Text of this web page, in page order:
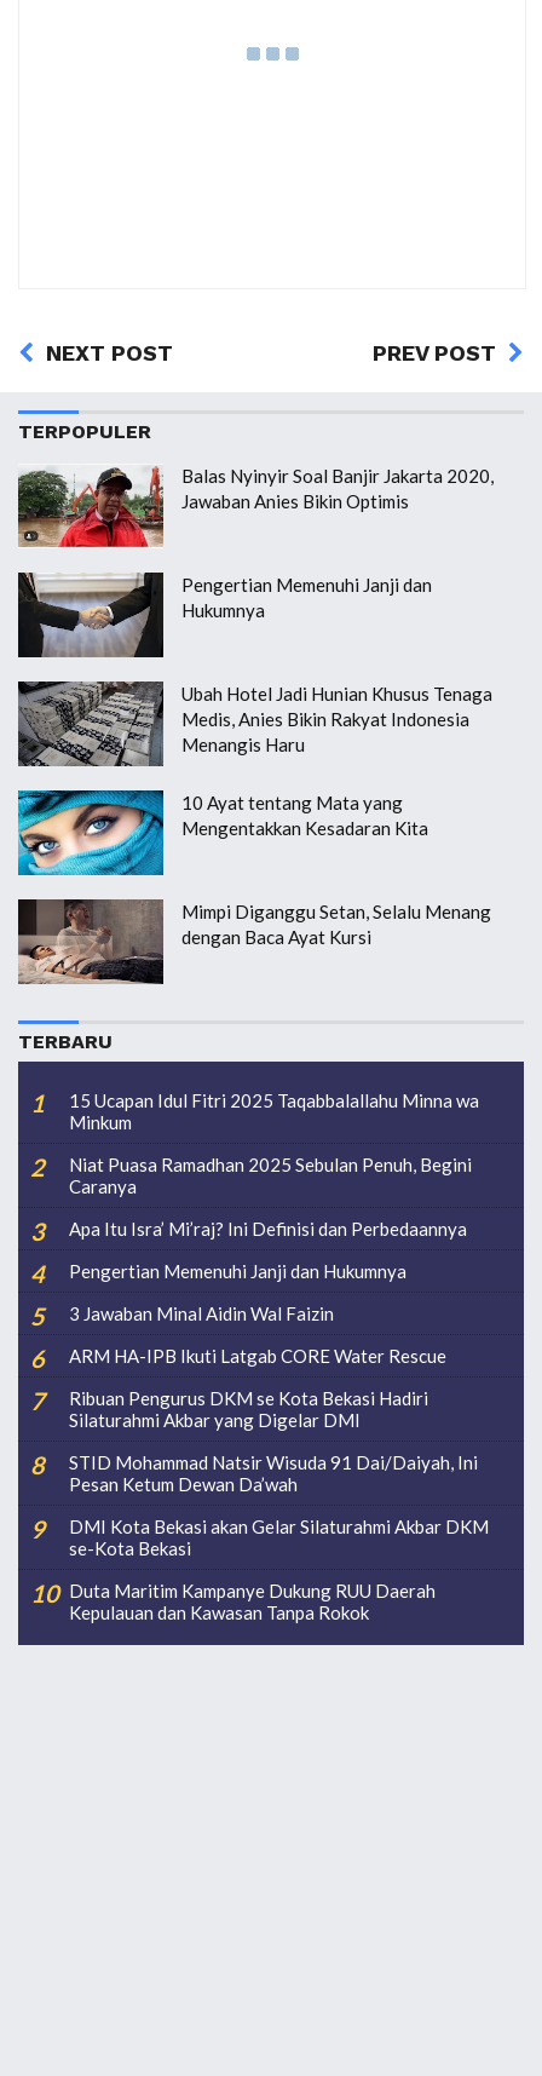
NEXT POST PREV POST
TERPOPULER
Balas Nyinyir Soal Banjir Jakarta 2020,
Jawaban Anies Bikin Optimis
Pengertian Memenuhi Janji dan
Hukumnya
Ubah Hotel Jadi Hunian Khusus Tenaga
Medis, Anies Bikin Rakyat Indonesia
Menangis Haru
10 Ayat tentang Mata yang
Mengentakkan Kesadaran Kita
Mimpi Diganggu Setan, Selalu Menang
dengan Baca Ayat Kursi
TERBARU
15 Ucapan Idul Fitri 2025 Taqabbalallahu Minna wa
Minkum
Niat Puasa Ramadhan 2025 Sebulan Penuh, Begini
Caranya
Apa Itu Isra’ Mi’raj? Ini Definisi dan Perbedaannya
Pengertian Memenuhi Janji dan Hukumnya
3 Jawaban Minal Aidin Wal Faizin
ARM HA-IPB Ikuti Latgab CORE Water Rescue
Ribuan Pengurus DKM se Kota Bekasi Hadiri
Silaturahmi Akbar yang Digelar DMI
STID Mohammad Natsir Wisuda 91 Dai/Daiyah, Ini
Pesan Ketum Dewan Da’wah
DMI Kota Bekasi akan Gelar Silaturahmi Akbar DKM
se-Kota Bekasi
Duta Maritim Kampanye Dukung RUU Daerah
Kepulauan dan Kawasan Tanpa Rokok